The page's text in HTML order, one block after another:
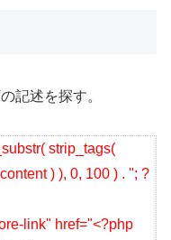
記述を探す。
strip_tags(
) ), 0, 100 ) . ''; ?
link" href="<?php